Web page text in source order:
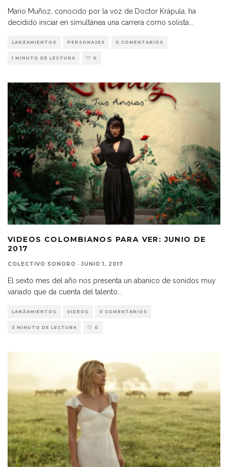
Mario Muñoz, conocido por la voz de Doctor Krápula, ha
decidido iniciar en simultánea una carrera como solista
LANZAMIENTOS PERSONAJES 0 COMENTARIOS
1 MINUTO DE LECTURA 0
VIDEOS COLOMBIANOS PARA VER: JUNIO DE
2017
COLECTIVO SONORO · JUNIO 1, 2017
El sexto mes del año nos presenta un abanico de sonidos muy
variado que da cuenta del talento
LANZAMIENTOS VIDEOS 0 COMENTARIOS
3 MINUTO DE LECTURA 0